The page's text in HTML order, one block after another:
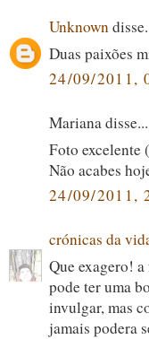
Unknown
Duas paixões
24/09/2011,
Mariana disse...
Foto excelente
Não acabes
24/09/2011,
crónicas da
Que exagero!
pode ter uma
invulgar, mas
jamais podera